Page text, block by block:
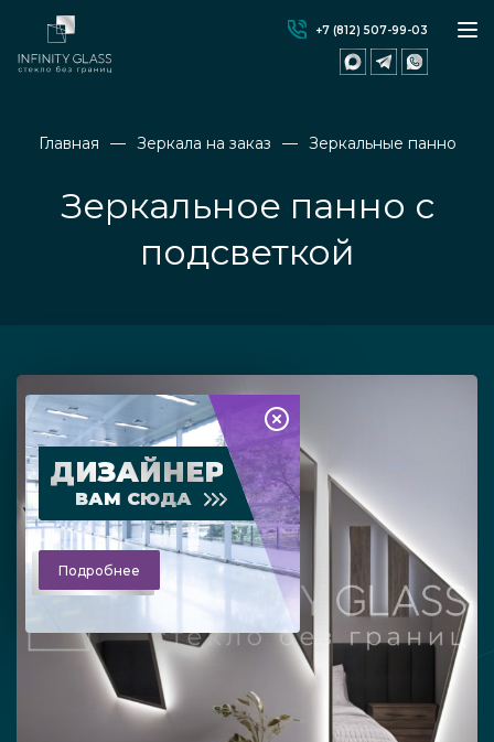
+7 (812) 507-99-03
Главная Зеркала на заказ Зеркальные панно
Зеркальное панно с
подсветкой
ДИЗАЙНЕР
ВАМ СЮДА
Подробнее